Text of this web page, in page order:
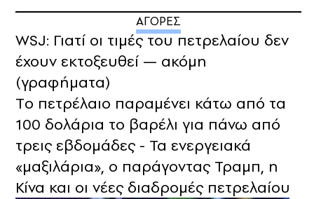
ΑΓΟΡΕΣ
WSJ: Γιατί οι τιμές του πετρελαίου δεν
έχουν εκτοξευθεί — ακόμη
(γραφήματα)
Tο πετρέλαιο παραμένει κάτω από τα
100 δολάρια το βαρέλι για πάνω από
τρεις εβδομάδες - Τα ενεργειακά
«μαξιλάρια», ο παράγοντας Τραμπ, η
Κίνα και οι νέες διαδρομές πετρελαίου